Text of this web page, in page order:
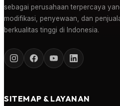
sebagai perusahaan terpercaya
modifikasi, penyewaan, dan
berkualitas tinggi di Indonesia.
SITEMAP & LAYANAN